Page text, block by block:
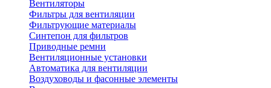
Вентиляторы
Фильтры для вентиляции
Фильтрующие материалы
Синтепон для фильтров
Приводные ремни
Вентиляционные установки
Автоматика для вентиляции
Воздуховоды и фасонные элементы